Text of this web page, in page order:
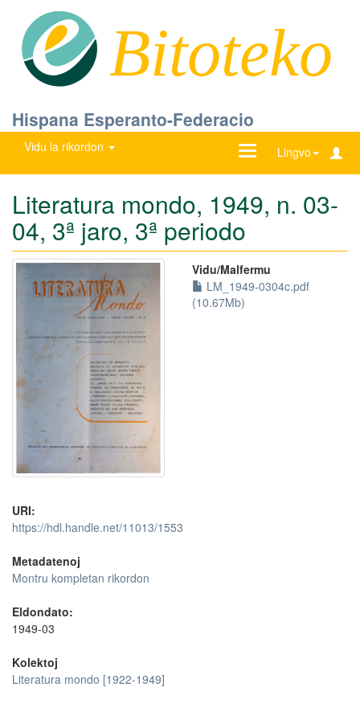
Bitoteko
Hispana Esperanto-Federacio
Vidu la rikordon Lingvo
Ŝanĝu
Literatura mondo, 1949, n. 03-
04, 3ª jaro, 3ª periodo
Vidu/Malfermu
LM_1949-0304c.pdf
(10.67Mb)
URI:
https://hdl.handle.net/11013/1553
Metadatenoj
Montru kompletan rikordon
Eldondato:
1949-03
Kolektoj
Literatura mondo [1922-1949]